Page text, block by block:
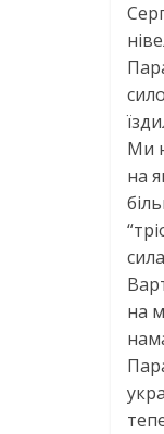
Ми
на
на